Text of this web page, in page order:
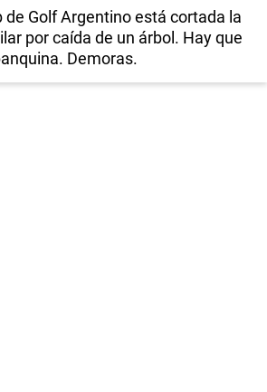
de Golf Argentino está cortada la
por caída de un árbol. Hay que
Demoras.